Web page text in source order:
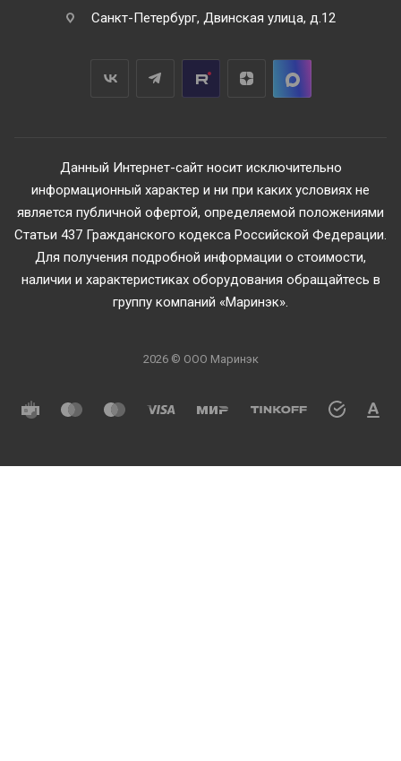
Санкт-Петербург, Двинская улица, д.12
Данный Интернет-сайт носит исключительно
информационный характер и ни при каких условиях не
является публичной офертой, определяемой положениями
Статьи 437 Гражданского кодекса Российской Федерации.
Для получения подробной информации о стоимости,
наличии и характеристиках оборудования обращайтесь в
группу компаний «Маринэк».
2026 © ООО Маринэк